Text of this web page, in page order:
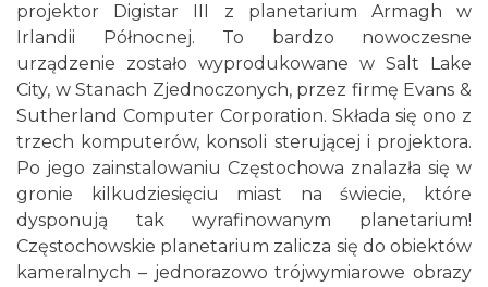
projektor Digistar III z planetarium Armagh w
Irlandii Północnej. To bardzo nowoczesne
urządzenie zostało wyprodukowane w Salt Lake
City, w Stanach Zjednoczonych, przez firmę Evans &
Sutherland Computer Corporation. Składa się ono z
trzech komputerów, konsoli sterującej i projektora.
Po jego zainstalowaniu Częstochowa znalazła się w
gronie kilkudziesięciu miast na świecie, które
dysponują tak wyrafinowanym planetarium!
Częstochowskie planetarium zalicza się do obiektów
kameralnych – jednorazowo trójwymiarowe obrazy